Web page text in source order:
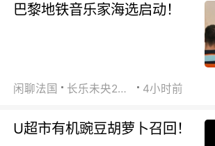
巴黎地铁音乐家海选启动！
闲聊法国 长乐未央2015 4小时前
U超市有机豌豆胡萝卜召回！